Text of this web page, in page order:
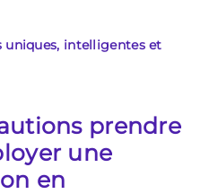
uniques, intelligentes et
prendre
une
en